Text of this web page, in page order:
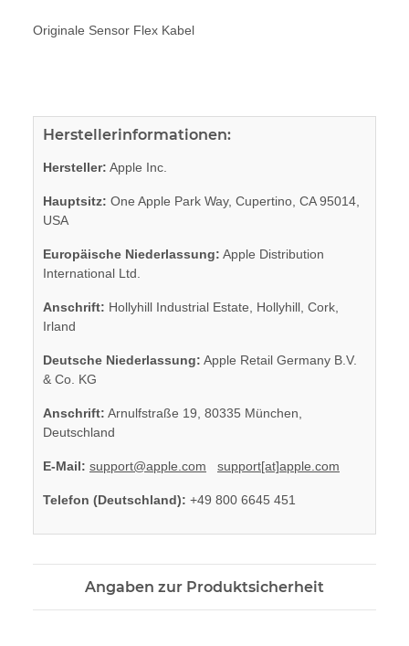
Originale Sensor Flex Kabel
Herstellerinformationen:
Hersteller: Apple Inc.
Hauptsitz: One Apple Park Way, Cupertino, CA 95014,
USA
Europäische Niederlassung: Apple Distribution
International Ltd.
Anschrift: Hollyhill Industrial Estate, Hollyhill, Cork,
Irland
Deutsche Niederlassung: Apple Retail Germany B.V.
& Co. KG
Anschrift: Arnulfstraße 19, 80335 München,
Deutschland
E-Mail: support@apple.com support[at]apple.com
Telefon (Deutschland): +49 800 6645 451
Angaben zur Produktsicherheit